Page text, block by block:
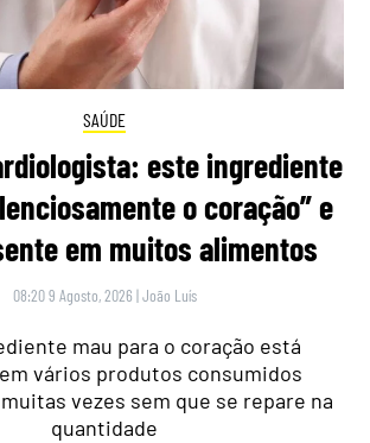
SAÚDE
este ingrediente
o coração” e
em muitos alimentos
08:20 9 Agosto, 2026 |João Luís
mau para o coração está
vários produtos consumidos
vezes sem que se repare na
quantidade